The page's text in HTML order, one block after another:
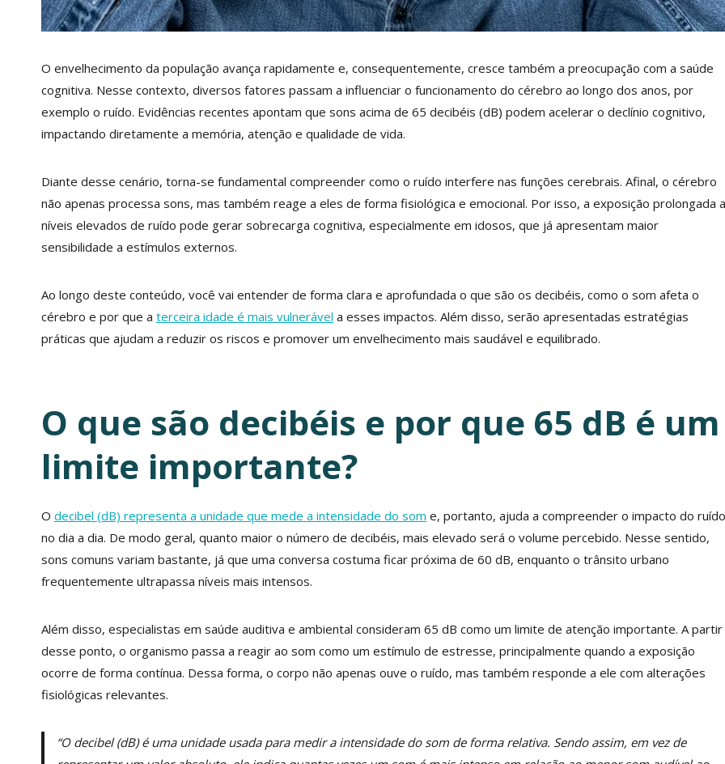
O envelhecimento da população avança rapidamente e, consequentemente, cresce também a preocupação com a saúde
cognitiva. Nesse contexto, diversos fatores passam a influenciar o funcionamento do cérebro ao longo dos anos, por
exemplo o ruído. Evidências recentes apontam que sons acima de 65 decibéis (dB) podem acelerar o declínio cognitivo,
impactando diretamente a memória, atenção e qualidade de vida.
Diante desse cenário, torna-se fundamental compreender como o ruído interfere nas funções cerebrais. Afinal, o cérebro
não apenas processa sons, mas também reage a eles de forma fisiológica e emocional. Por isso, a exposição prolongada a
níveis elevados de ruído pode gerar sobrecarga cognitiva, especialmente em idosos, que já apresentam maior
sensibilidade a estímulos externos.
Ao longo deste conteúdo, você vai entender de forma clara e aprofundada o que são os decibéis, como o som afeta o
cérebro e por que a terceira idade é mais vulnerável a esses impactos. Além disso, serão apresentadas estratégias
práticas que ajudam a reduzir os riscos e promover um envelhecimento mais saudável e equilibrado.
O que são decibéis e por que 65 dB é um
limite importante?
O decibel (dB) representa a unidade que mede a intensidade do som e, portanto, ajuda a compreender o impacto do ruído
no dia a dia. De modo geral, quanto maior o número de decibéis, mais elevado será o volume percebido. Nesse sentido,
sons comuns variam bastante, já que uma conversa costuma ficar próxima de 60 dB, enquanto o trânsito urbano
frequentemente ultrapassa níveis mais intensos.
Além disso, especialistas em saúde auditiva e ambiental consideram 65 dB como um limite de atenção importante. A partir
desse ponto, o organismo passa a reagir ao som como um estímulo de estresse, principalmente quando a exposição
ocorre de forma contínua. Dessa forma, o corpo não apenas ouve o ruído, mas também responde a ele com alterações
fisiológicas relevantes.
“O decibel (dB) é uma unidade usada para medir a intensidade do som de forma relativa. Sendo assim, em vez de